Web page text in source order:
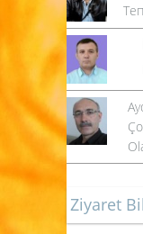
Ziyaret